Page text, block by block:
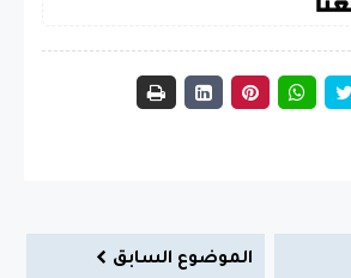
الموضوع السابق